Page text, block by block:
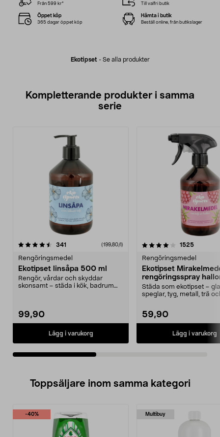
Ekotipset - Se alla produkter
Från 599 kr* Till valfri butik
Öppet köp
365 dagar öppet köp
Hämta i butik
Beställ online, från butikslager
Kompletterande produkter i samma
serie
341 (199,80/l)
Rengöringsmedel
Ekotipset linsåpa 500 ml
Rengör, vårdar och skyddar
skonsamt – städa i kök, badrum
99,90
Lägg i varukorg
4.0av 5 stjärnor 1525
Rengöringsmedel
Ekotipset
rengöringsspray
ml
Städa som ekotipset –
speglar, tyg, metall, trä
59,90
Lägg i varukorg
4.5av 5 stjärnor
Toppsäljare inom samma kategori
-40% Multibuy